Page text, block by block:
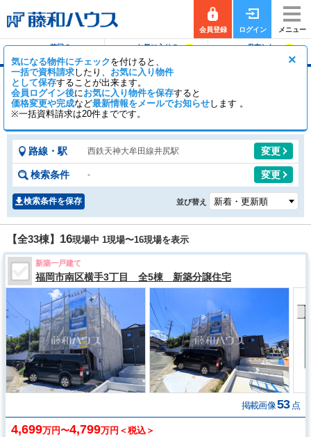
会員登録 ログイン メニュー
前回の
お気に入りの
保存した
×
気になる物件にチェックを付けると、
一括で資料請求したり、 お気に入り物件
として保存することが出来ます。
会員ログイン後にお気に入り物件を保存すると
価格変更や完成など最新情報をメールでお知らせします 。
※一括資料請求は20件までです。
井尻駅の新築一戸建て（分譲住宅・一軒家・建
売）
【全33棟】 一般公開23棟 会員公開
路線・駅 西鉄天神大牟田線井尻駅 変更
検索条件 - 変更
検索条件を保存 並び替え
【全33棟】 16現場中 1現場〜16現場を表示
新築一戸建て
福岡市南区横手3丁目 全5棟 新築分譲住宅
掲載画像53 点
4,699万円〜4,799万円＜税込＞